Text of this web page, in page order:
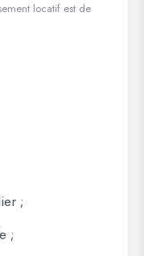
locatif est de
;
;